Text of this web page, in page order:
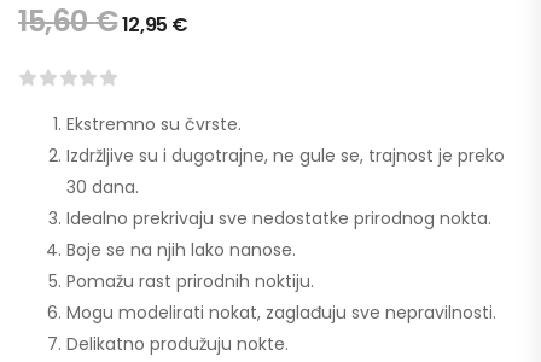
15,60€12,95 €
Ekstremno su čvrste.
Izdržljive su i dugotrajne, ne gule se, trajnost je preko
30 dana.
Idealno prekrivaju sve nedostatke prirodnog nokta.
Boje se na njih lako nanose.
Pomažu rast prirodnih noktiju.
Mogu modelirati nokat, zaglađuju sve nepravilnosti.
Delikatno produžuju nokte.